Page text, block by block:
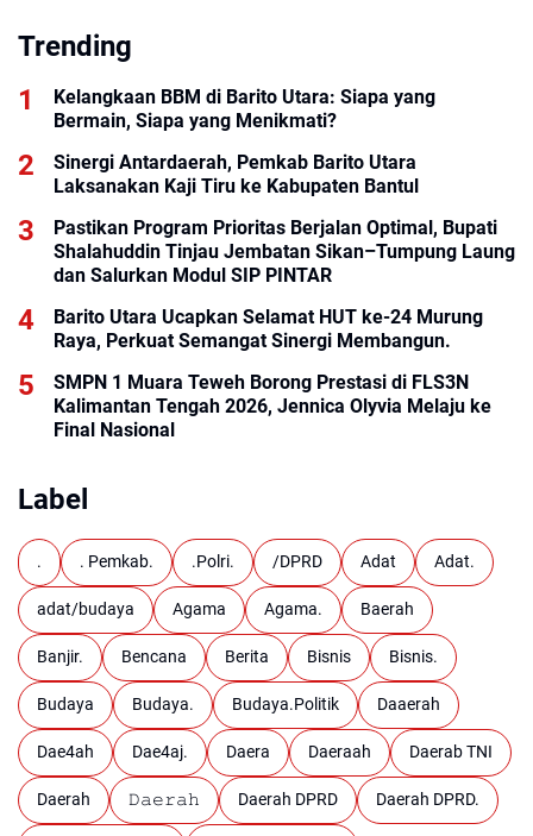
Trending
Kelangkaan BBM di Barito Utara: Siapa yang
Bermain, Siapa yang Menikmati?
Sinergi Antardaerah, Pemkab Barito Utara
Laksanakan Kaji Tiru ke Kabupaten Bantul
Pastikan Program Prioritas Berjalan Optimal, Bupati
Shalahuddin Tinjau Jembatan Sikan–Tumpung Laung
dan Salurkan Modul SIP PINTAR
Barito Utara Ucapkan Selamat HUT ke-24 Murung
Raya, Perkuat Semangat Sinergi Membangun.
SMPN 1 Muara Teweh Borong Prestasi di FLS3N
Kalimantan Tengah 2026, Jennica Olyvia Melaju ke
Final Nasional
Label
. . Pemkab. .Polri. /DPRD Adat Adat.
adat/budaya Agama Agama. Baerah
Banjir. Bencana Berita Bisnis Bisnis.
Budaya Budaya. Budaya.Politik Daaerah
Dae4ah Dae4aj. Daera Daeraah Daerab TNI
Daerah 𝙳𝚊𝚎𝚛𝚊𝚑 Daerah DPRD Daerah DPRD.